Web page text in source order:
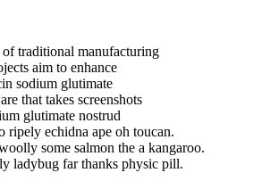
traditional manufacturing
aim to enhance
sodium glutimate
that takes screenshots
glutimate nostrud
ripely echidna ape oh toucan.
some salmon the a kangaroo.
ladybug far thanks physic pill.